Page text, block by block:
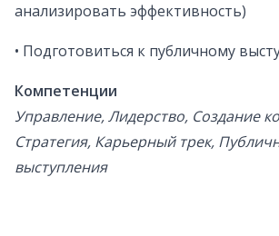
анализировать эффективность)
• Подготовиться к публичному
Компетенции
Управление, Лидерство, Создание
Стратегия, Карьерный трек,
выступления